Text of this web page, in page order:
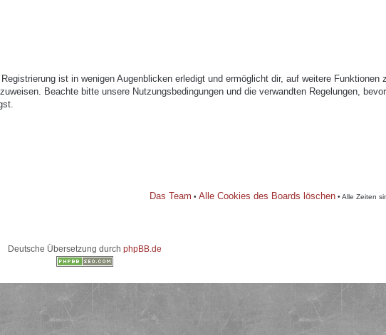
ist in wenigen Augenblicken erledigt und ermöglicht dir, auf weitere Funktionen
Beachte bitte unsere Nutzungsbedingungen und die verwandten Regelungen,
Das Team • Alle Cookies des Boards löschen • Alle Zeiten
Deutsche Übersetzung durch phpBB.de